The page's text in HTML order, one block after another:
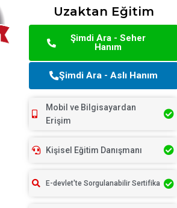
Uzaktan Eğitim
Şimdi Ara - Seher
Hanım
Şimdi Ara - Aslı Hanım
Mobil ve Bilgisayardan
Erişim
Kişisel Eğitim Danışmanı
E-devlet'te Sorgulanabilir Sertifika